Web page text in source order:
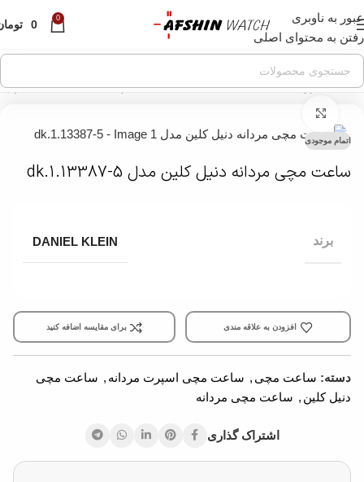
عبور به ناوبری
رفتن به محتوای اصلی
0
0
خانه»فروشگاه»ساعت مچی»ساعت مچی مردانه»ساعت مچی اسپرت
اتمام موجودی
ساعت مچی مردانه دنیل کلین مدل dk.1.13387-5
برند DANIEL KLEIN
افزودن به علاقه مندی برای مقایسه اضافه کنید
دسته: ساعت مچی , ساعت مچی اسپرت مردانه , ساعت مچی
دنیل کلین , ساعت مچی مردانه
اشتراک گذاری
قبل از ثبت سفارش ، موجودی محصول مورد نظر را از ما
استعلام بفرمایید.